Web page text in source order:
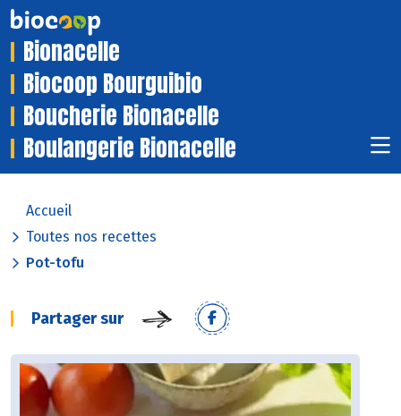
Bionacelle
Biocoop Bourguibio
Boucherie Bionacelle
Boulangerie Bionacelle
Accueil
Toutes nos recettes
Pot-tofu
Partager sur